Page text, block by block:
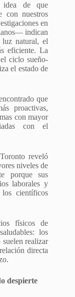
idea de que
con nuestros
en
indican
luz natural, el
eficiente. La
ciclo sueño-
el estado de
que
proactivas,
con mayor
con el
reveló
niveles de
porque sus
laborales y
científicos
físicos de
los
suelen realizar
directa
despierte